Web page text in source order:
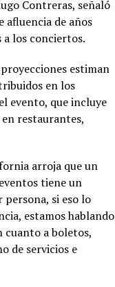
Contreras, señaló
afluencia de años
a los conciertos.
estiman
en los
evento, que incluye
restaurantes,
arroja que un
tiene un
si eso lo
estamos hablando
cuanto a boletos,
de servicios e